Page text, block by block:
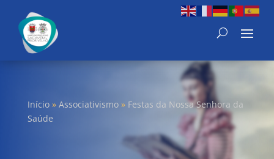
Início» Associativismo» Festas da Nossa Senhora da
Saúde